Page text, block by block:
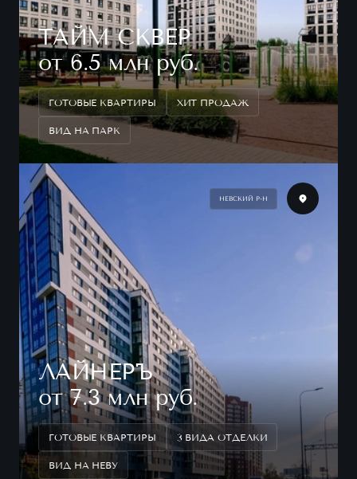
ТАЙМ СКВЕР
от 6.5 млн руб.
ГОТОВЫЕ КВАРТИРЫ ХИТ ПРОДАЖ
ВИД НА ПАРК
НЕВСКИЙ Р-Н
ЛАЙНЕРЪ
от 7.3 млн руб.
ГОТОВЫЕ КВАРТИРЫ 3 ВИДА ОТДЕЛКИ
ВИД НА НЕВУ